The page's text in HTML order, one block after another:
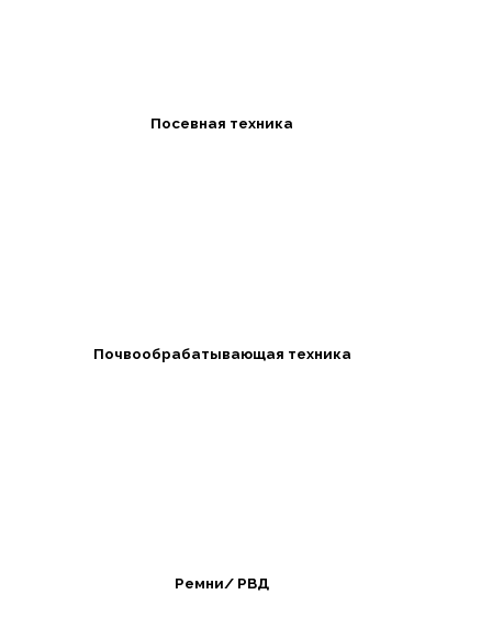
Посевная техника
Почвообрабатывающая техника
Ремни/ РВД